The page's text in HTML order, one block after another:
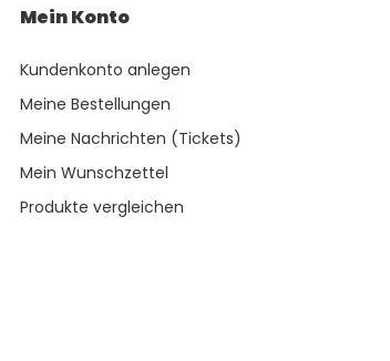
Mein Konto
Kundenkonto anlegen
Meine Bestellungen
Meine Nachrichten (Tickets)
Mein Wunschzettel
Produkte vergleichen